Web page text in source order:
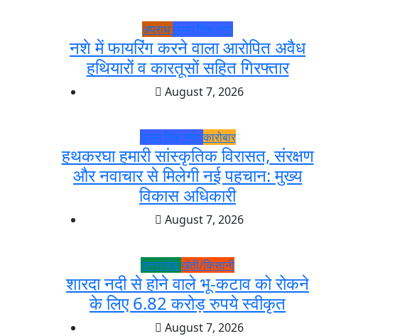
अपराधऊधम सिंह नगर
नशे में फायरिंग करने वाला आरोपित अवैध
हथियारों व कारतूसों सहित गिरफ्तार
August 7, 2026
ऊधम सिंह नगर कारोबार
हथकरघा हमारी सांस्कृतिक विरासत, संरक्षण
और नवाचार से मिलेगी नई पहचान: मुख्य
विकास अधिकारी
August 7, 2026
उत्तराखंडखेती/किसानी
शारदा नदी से होने वाले भू-कटाव को रोकने
के लिए 6.82 करोड़ रुपये स्वीकृत
August 7, 2026